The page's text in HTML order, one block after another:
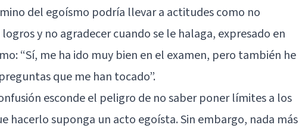
del egoísmo podría llevar a actitudes como no
y no agradecer cuando se le halaga, expresado en
“Sí, me ha ido muy bien en el examen, pero también he
que me han tocado”.
esconde el peligro de no saber poner límites a los
hacerlo suponga un acto egoísta. Sin embargo, nada más